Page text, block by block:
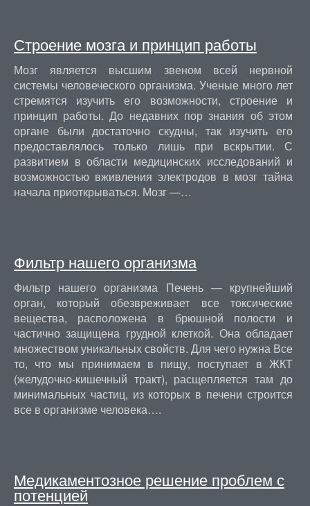
Строение мозга и принцип работы
Мозг является высшим звеном всей нервной
системы человеческого организма. Ученые много лет
стремятся изучить его возможности, строение и
принцип работы. До недавних пор знания об этом
органе были достаточно скудны, так изучить его
предоставлялось только лишь при вскрытии. С
развитием в области медицинских исследований и
возможностью вживления электродов в мозг тайна
начала приоткрываться. Мозг —…
Фильтр нашего организма
Фильтр нашего организма Печень — крупнейший
орган, который обезвреживает все токсические
вещества, расположена в брюшной полости и
частично защищена грудной клеткой. Она обладает
множеством уникальных свойств. Для чего нужна Все
то, что мы принимаем в пищу, поступает в ЖКТ
(желудочно-кишечный тракт), расщепляется там до
минимальных частиц, из которых в печени строится
все в организме человека….
Медикаментозное решение проблем с
потенцией